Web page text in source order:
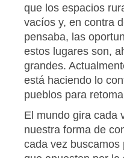
que los espacios
vacíos y, en contra
pensaba, las
estos lugares son,
grandes.
está haciendo lo
pueblos para
El mundo gira cada
nuestra forma de
cada vez buscamos